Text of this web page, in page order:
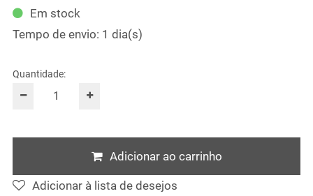
Em stock
Tempo de envio: 1 dia(s)
Quantidade:
Adicionar ao carrinho
Adicionar à lista de desejos